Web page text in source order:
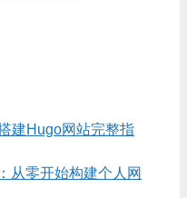
建Hugo网站完整指
从零开始构建个人网